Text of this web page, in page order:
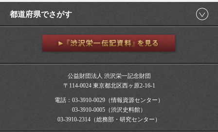
都道府県でさがす
公益財団法人 渋沢栄一記念財団
〒114-0024 東京都北区西ヶ原2-16-1
電話：03-3910-0029（情報資源センター）
03-3910-0005（渋沢史料館）
03-3910-2314（総務部・研究センター）